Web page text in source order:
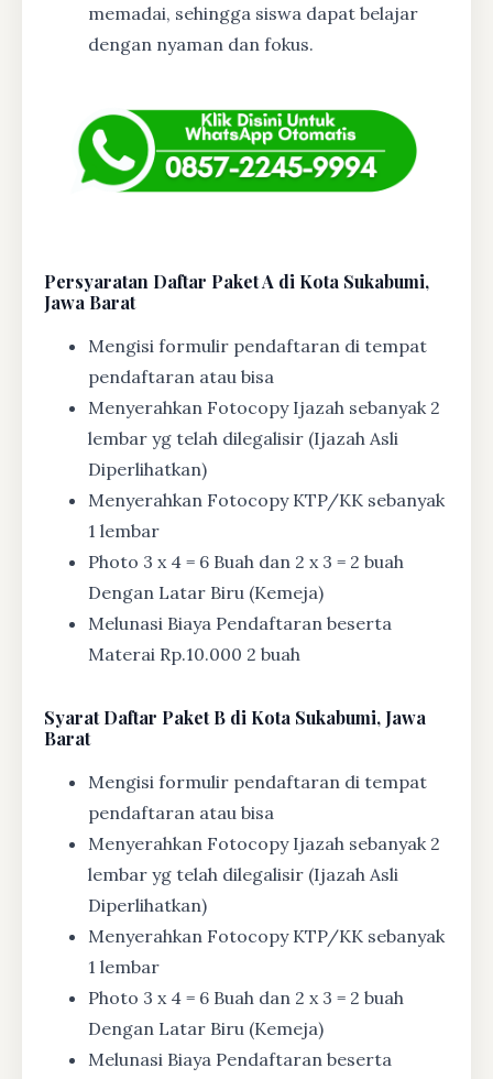
memadai, sehingga siswa dapat belajar
dengan nyaman dan fokus.
Persyaratan Daftar Paket A di Kota Sukabumi,
Jawa Barat
Mengisi formulir pendaftaran di tempat
pendaftaran atau bisa
Menyerahkan Fotocopy Ijazah sebanyak 2
lembar yg telah dilegalisir (Ijazah Asli
Diperlihatkan)
Menyerahkan Fotocopy KTP/KK sebanyak
1 lembar
Photo 3 x 4 = 6 Buah dan 2 x 3 = 2 buah
Dengan Latar Biru (Kemeja)
Melunasi Biaya Pendaftaran beserta
Materai Rp.10.000 2 buah
SyaratDaftar Paket B di Kota Sukabumi, Jawa
Barat
Mengisi formulir pendaftaran di tempat
pendaftaran atau bisa
Menyerahkan Fotocopy Ijazah sebanyak 2
lembar yg telah dilegalisir (Ijazah Asli
Diperlihatkan)
Menyerahkan Fotocopy KTP/KK sebanyak
1 lembar
Photo 3 x 4 = 6 Buah dan 2 x 3 = 2 buah
Dengan Latar Biru (Kemeja)
Melunasi Biaya Pendaftaran beserta